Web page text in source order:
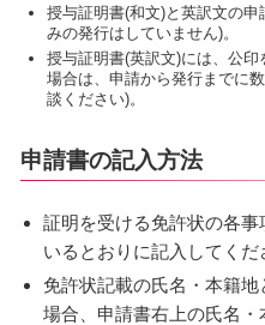
授与証明書(和文)と英訳文の
みの発行はしていません)。
授与証明書(英訳文)には、公
場合は、申請から発行までに
談ください)。
申請書の記入方法
証明を受ける免許状の各
いるとおりに記入してくだ
免許状記載の氏名・本籍
場合、申請書右上の氏名